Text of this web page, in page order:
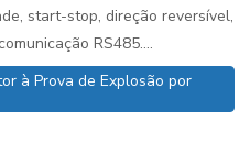
start-stop, direção reversível,
RS485....
à Prova de Explosão por